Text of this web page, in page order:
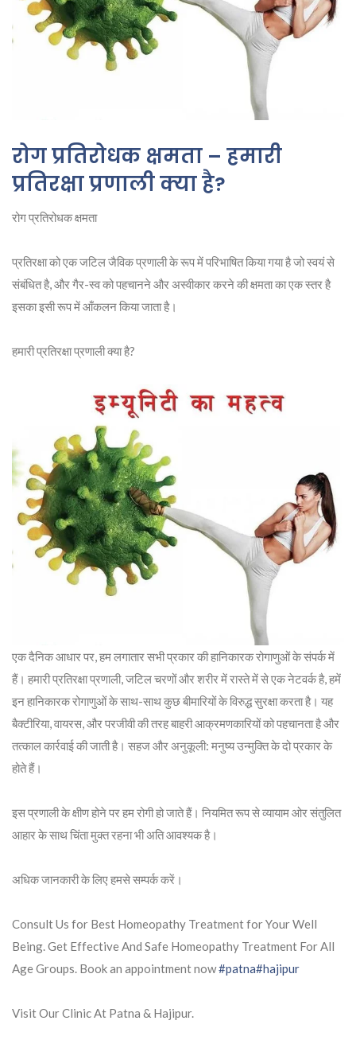
रोग प्रतिरोधक क्षमता – हमारी
प्रतिरक्षा प्रणाली क्या है?
रोग प्रतिरोधक क्षमता
प्रतिरक्षा को एक जटिल जैविक प्रणाली के रूप में परिभाषित किया गया है जो स्वयं से
संबंधित है, और गैर-स्व को पहचानने और अस्वीकार करने की क्षमता का एक स्तर है
इसका इसी रूप में आँकलन किया जाता है।
हमारी प्रतिरक्षा प्रणाली क्या है?
एक दैनिक आधार पर, हम लगातार सभी प्रकार की हानिकारक रोगाणुओं के संपर्क में
हैं। हमारी प्रतिरक्षा प्रणाली, जटिल चरणों और शरीर में रास्ते में से एक नेटवर्क है, हमें
इन हानिकारक रोगाणुओं के साथ-साथ कुछ बीमारियों के विरुद्ध सुरक्षा करता है। यह
बैक्टीरिया, वायरस, और परजीवी की तरह बाहरी आक्रमणकारियों को पहचानता है और
तत्काल कार्रवाई की जाती है। सहज और अनुकूली: मनुष्य उन्मुक्ति के दो प्रकार के
होते हैं।
इस प्रणाली के क्षीण होने पर हम रोगी हो जाते हैं। नियमित रूप से व्यायाम ओर संतुलित
आहार के साथ चिंता मुक्त रहना भी अति आवश्यक है।
अधिक जानकारी के लिए हमसे सम्पर्क करें।
Consult Us for Best Homeopathy Treatment for Your Well
Being. Get Effective And Safe Homeopathy Treatment For All
Age Groups. Book an appointment now#patna#hajipur
Visit Our Clinic At Patna & Hajipur.